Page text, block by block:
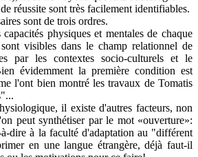
réussite sont très facilement identifiables.
sont de trois ordres.
physiques et mentales de chaque
visibles dans le champ relationnel de
par les contextes socio-culturels et le
évidemment la première condition est
l'ont bien montré les travaux de Tomatis
il existe d'autres facteurs, non
peut synthétiser par le mot «ouverture»:
dire à la faculté d'adaptation au "différent
en une langue étrangère, déjà faut-il